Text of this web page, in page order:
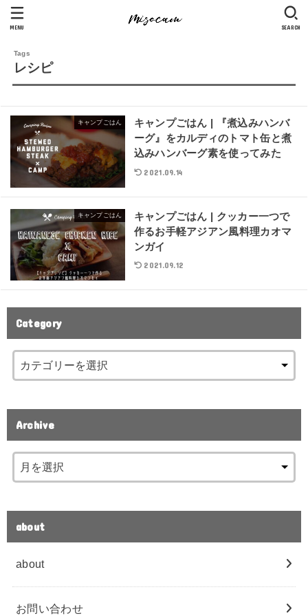
SEARCH
MENU
レシピ
キャンプごはん
キャンプごはん | 『煮込みハンバ
ーグ』をカルディのトマト缶と煮
込みハンバーグ素を使ってみた
2021.09.14
キャンプごはん
キャンプごはん | クッカー一つで
作るお手軽アジアン風料理カオマ
ンガイ
2021.09.12
Category
Archive
about
about
お問い合わせ